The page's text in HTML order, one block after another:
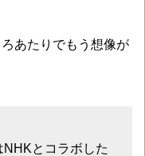
あたりでもう想像が
とコラボした